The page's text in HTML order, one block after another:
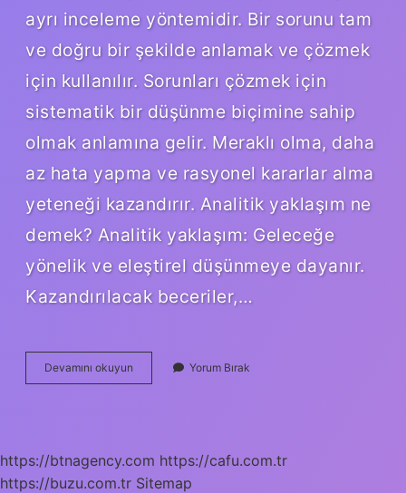
ayrı inceleme yöntemidir. Bir sorunu tam
ve doğru bir şekilde anlamak ve çözmek
için kullanılır. Sorunları çözmek için
sistematik bir düşünme biçimine sahip
olmak anlamına gelir. Meraklı olma, daha
az hata yapma ve rasyonel kararlar alma
yeteneği kazandırır. Analitik yaklaşım ne
demek? Analitik yaklaşım: Geleceğe
yönelik ve eleştirel düşünmeye dayanır.
Kazandırılacak beceriler,…
Devamını okuyun
Görüş
Yorum Bırak
https://btnagency.com https://cafu.com.tr
https://buzu.com.tr Sitemap